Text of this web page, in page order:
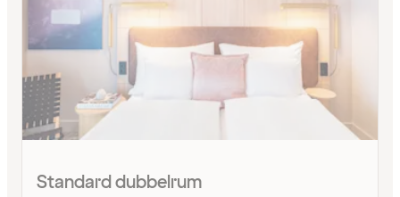
Standard dubbelrum